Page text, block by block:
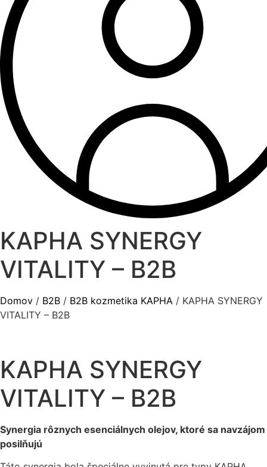
KAPHA SYNERGY
VITALITY – B2B
Domov / B2B / B2B kozmetika KAPHA / KAPHA SYNERGY
VITALITY – B2B
KAPHA SYNERGY
VITALITY – B2B
Synergia rôznych esenciálnych olejov, ktoré sa navzájom
posilňujú